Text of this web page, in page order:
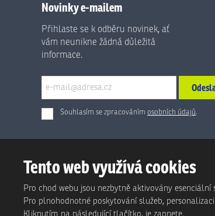
Novinky e-mailem
Přihlaste se k odběru novinek, ať
vám neunikne žádná důležitá
informace.
Souhlasím se zpracováním osobních údajů.
Formulář
odeslat.
Tento web využívá cookies
Pro chod webu jsou nezbytně aktivovány esenciální
Pro plnohodnotné poskytování služeb,
Kliknutím na následující tlačítko, je zapnete.